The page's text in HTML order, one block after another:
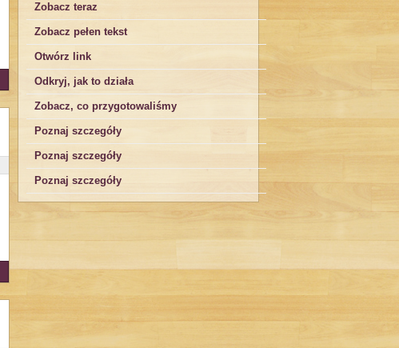
Zobacz teraz
Zobacz pełen tekst
Otwórz link
Odkryj, jak to działa
Zobacz, co przygotowaliśmy
Poznaj szczegóły
Poznaj szczegóły
Poznaj szczegóły